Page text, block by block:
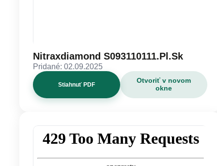
Nitraxdiamond S093110111.Pl.Sk
Pridané: 02.09.2025
Stiahnuť PDF
Otvoriť v novom
okne